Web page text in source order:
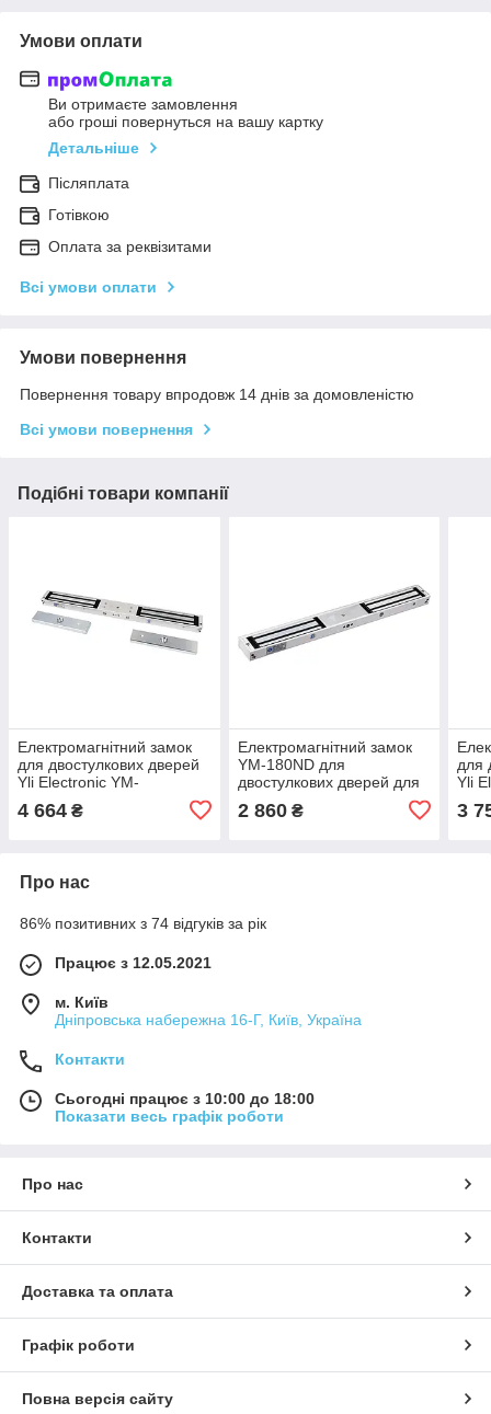
Умови оплати
Ви отримаєте замовлення
або гроші повернуться на вашу картку
Детальніше
Післяплата
Готівкою
Оплата за реквізитами
Всі умови оплати
Умови повернення
Повернення товару впродовж 14 днів за домовленістю
Всі умови повернення
Подібні товари компанії
Електромагнітний замок
для двостулкових дверей
Yli Electronic YM-
світловою індикацією,
4 664 ₴
Електромагнітний замок
YM-180ND для
двостулкових дверей для
систем контролю доступу
2 860₴
для
Yli
3
Про нас
86% позитивних з 74 відгуків за рік
Працює з 12.05.2021
м. Київ
Дніпровська набережна 16-Г, Київ, Україна
Контакти
Сьогодні працює з 10:00 до 18:00
Показати весь графік роботи
Про нас
Контакти
Доставка та оплата
Графік роботи
Повна версія сайту